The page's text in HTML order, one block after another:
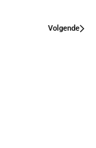
Volgende